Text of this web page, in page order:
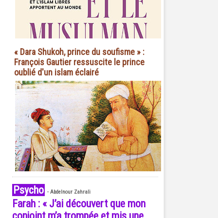
« Dara Shukoh, prince du soufisme » :
François Gautier ressuscite le prince
oublié d'un islam éclairé
Psycho - Abdelnour Zahrali
Farah : « J’ai découvert que mon